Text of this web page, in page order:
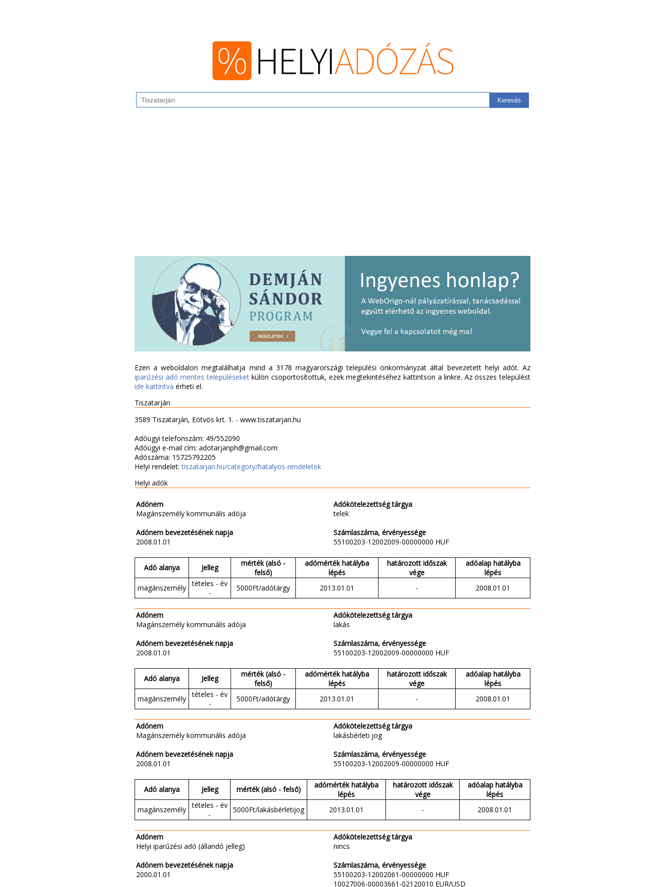
Ezen a weboldalon megtalálhatja mind a 3178 magyarországi települési önkormányzat által bevezetett helyi adót. Az
iparűzési adó mentes településeketkülön csoportosítottuk, ezek megtekintéséhez kattintson a linkre. Az összes települést
ide kattintva érheti el.
Tiszatarján
3589 Tiszatarján, Eötvös krt. 1. - www.tiszatarjan.hu
Adóügyi telefonszám: 49/552090
Adóügyi e-mail cím: adotarjanph@gmail.com
Adószáma: 15725792205
Helyi rendelet:tiszatarjan.hu/category/hatalyos-rendeletek
Helyi adók
Adónem
Magánszemély kommunális adója
Adónem bevezetésének napja
2008.01.01
Adókötelezettség tárgya
telek
Számlaszáma, érvényessége
55100203-12002009-00000000 HUF
Adó alanya Jelleg
mérték (alsó -
felső)
adómérték hatályba
lépés
határozott időszak
vége
adóalap hatályba
lépés
magánszemély
tételes - év
-
5000Ft/adótárgy 2013.01.01 - 2008.01.01
Adónem
Magánszemély kommunális adója
Adónem bevezetésének napja
2008.01.01
Adókötelezettség tárgya
lakás
Számlaszáma, érvényessége
55100203-12002009-00000000 HUF
Adó alanya Jelleg
mérték (alsó -
felső)
adómérték hatályba
lépés
határozott időszak
vége
adóalap hatályba
lépés
magánszemély
tételes - év
-
5000Ft/adótárgy 2013.01.01 - 2008.01.01
Adónem
Magánszemély kommunális adója
Adónem bevezetésének napja
2008.01.01
Adókötelezettség tárgya
lakásbérleti jog
Számlaszáma, érvényessége
55100203-12002009-00000000 HUF
Adó alanya Jelleg mérték (alsó - felső)
adómérték hatályba
lépés
határozott időszak
vége
adóalap hatályba
lépés
magánszemély
tételes - év
-
5000Ft/lakásbérletijog 2013.01.01 - 2008.01.01
Adónem
Helyi iparűzési adó (állandó jelleg)
Adónem bevezetésének napja
2000.01.01
Adókötelezettség tárgya
nincs
Számlaszáma, érvényessége
55100203-12002061-00000000 HUF
10027006-00003661-02120010 EUR/USD